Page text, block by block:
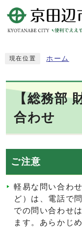
現在位置 ホーム
【総務部
合わせ
ご注意
軽易な問い合わ
ど）は、電話で
での問い合わせ
ます。あらかじ